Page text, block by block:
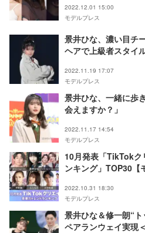
2022.12.01 15:00
モデルプレス
景井ひな、濃い目チ
ヘアで上級者スタイ
2022.11.19 17:07
モデルプレス
景井ひな、一緒に歩
会えますか？」
2022.11.17 14:54
モデルプレス
10月発表「TikTokク
ンキング」TOP30【
2022.10.31 18:30
モデルプレス
景井ひな＆修一朗“
ペアランウェイ実現